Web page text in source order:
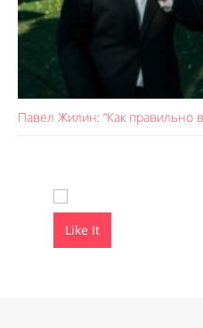
Павел Жилин: “Как правильно
Like It